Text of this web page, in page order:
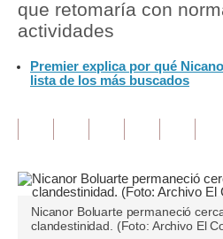
Finanzas Personales
Plus G
Opinión
Pregunta de hoy
Blogs
que retomaría con
actividades
Premier explica por qué
lista de los más buscados
Nicanor Boluarte permaneció
clandestinidad. (Foto: Archivo El